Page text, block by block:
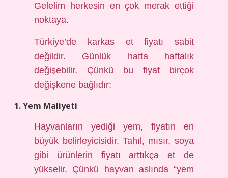
Gelelim herkesin en çok merak ettiği
noktaya.
Türkiye’de karkas et fiyatı sabit
değildir. Günlük hatta haftalık
değişebilir. Çünkü bu fiyat birçok
değişkene bağlıdır:
1. Yem Maliyeti
Hayvanların yediği yem, fiyatın en
büyük belirleyicisidir. Tahıl, mısır, soya
gibi ürünlerin fiyatı arttıkça et de
yükselir. Çünkü hayvan aslında “yem